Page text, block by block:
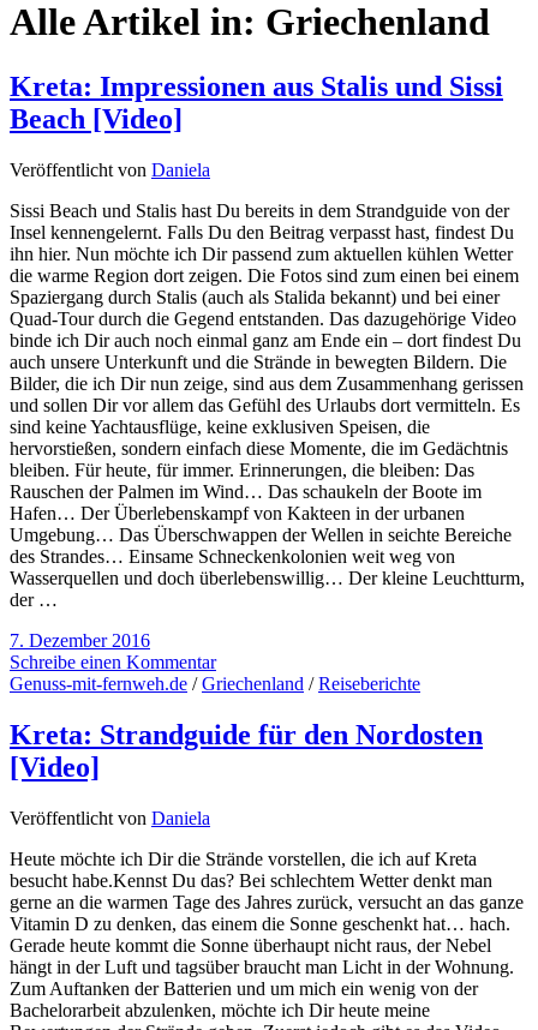
Alle Artikel in: Griechenland
Kreta: Impressionen aus Stalis und Sissi
Beach [Video]
Veröffentlicht von Daniela
Sissi Beach und Stalis hast Du bereits in dem Strandguide von der
Insel kennengelernt. Falls Du den Beitrag verpasst hast, findest Du
ihn hier. Nun möchte ich Dir passend zum aktuellen kühlen Wetter
die warme Region dort zeigen. Die Fotos sind zum einen bei einem
Spaziergang durch Stalis (auch als Stalida bekannt) und bei einer
Quad-Tour durch die Gegend entstanden. Das dazugehörige Video
binde ich Dir auch noch einmal ganz am Ende ein – dort findest Du
auch unsere Unterkunft und die Strände in bewegten Bildern. Die
Bilder, die ich Dir nun zeige, sind aus dem Zusammenhang gerissen
und sollen Dir vor allem das Gefühl des Urlaubs dort vermitteln. Es
sind keine Yachtausflüge, keine exklusiven Speisen, die
hervorstießen, sondern einfach diese Momente, die im Gedächtnis
bleiben. Für heute, für immer. Erinnerungen, die bleiben: Das
Rauschen der Palmen im Wind… Das schaukeln der Boote im
Hafen… Der Überlebenskampf von Kakteen in der urbanen
Umgebung… Das Überschwappen der Wellen in seichte Bereiche
des Strandes… Einsame Schneckenkolonien weit weg von
Wasserquellen und doch überlebenswillig… Der kleine Leuchtturm,
der …
7. Dezember 2016
Schreibe einen Kommentar
Genuss-mit-fernweh.de /Griechenland /Reiseberichte
Kreta: Strandguide für den Nordosten
[Video]
Veröffentlicht von Daniela
Heute möchte ich Dir die Strände vorstellen, die ich auf Kreta
besucht habe.Kennst Du das? Bei schlechtem Wetter denkt man
gerne an die warmen Tage des Jahres zurück, versucht an das ganze
Vitamin D zu denken, das einem die Sonne geschenkt hat… hach.
Gerade heute kommt die Sonne überhaupt nicht raus, der Nebel
hängt in der Luft und tagsüber braucht man Licht in der Wohnung.
Zum Auftanken der Batterien und um mich ein wenig von der
Bachelorarbeit abzulenken, möchte ich Dir heute meine